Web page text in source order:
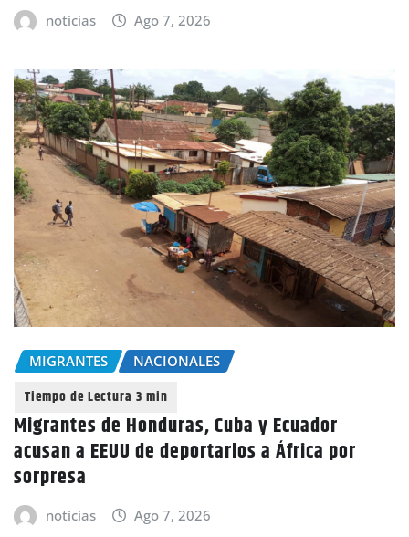
noticias Ago 7, 2026
MIGRANTES NACIONALES
Migrantes de Honduras, Cuba y Ecuador
acusan a EEUU de deportarlos a África por
sorpresa
noticias Ago 7, 2026